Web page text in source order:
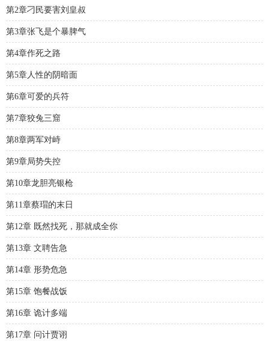
第2章刁民要害刘皇叔
第3章张飞是个暴脾气
第4章作死之路
第5章人性的阴暗面
第6章可爱的兵符
第7章狡兔三窟
第8章两军对峙
第9章局势失控
第10章龙胆亮银枪
第11章蔡瑁的末日
第12章 既然找死，那就成全你
第13章 文聘告急
第14章 形势危急
第15章 饱餐战饭
第16章 诡计多端
第17章 问计贾诩